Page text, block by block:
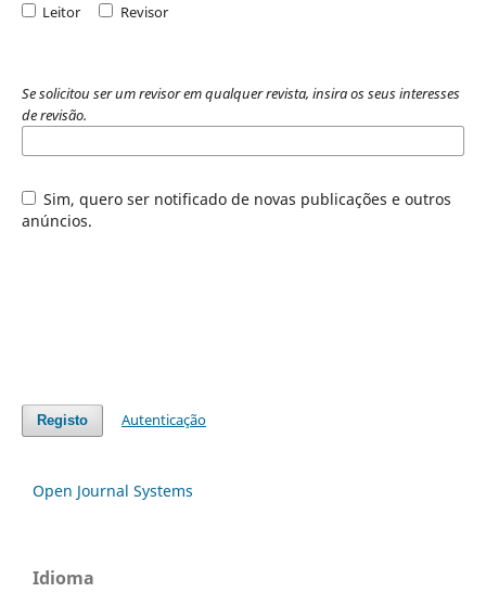
Leitor Revisor
Se solicitou ser um revisor em qualquer revista, insira os seus interesses
de revisão.
Sim, quero ser notificado de novas publicações e outros
anúncios.
Registo Autenticação
Open Journal Systems
Idioma